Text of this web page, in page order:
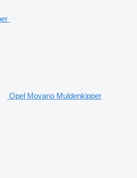
Opel Movano Muldenkipper